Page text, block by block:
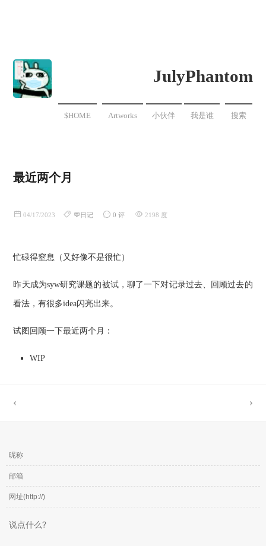
JulyPhantom
$HOME Artworks 小伙伴 我是谁 搜索
最近两个月
04/17/2023 💬日记 0 评 2198 度
忙碌得窒息（又好像不是很忙）
昨天成为syw研究课题的被试，聊了一下对记录过去、回顾过去的
看法，有很多idea闪亮出来。
试图回顾一下最近两个月：
WIP